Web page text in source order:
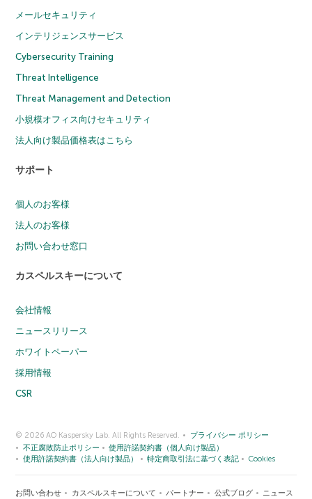
メールセキュリティ
インテリジェンスサービス
Cybersecurity Training
Threat Intelligence
Threat Management and Detection
小規模オフィス向けセキュリティ
法人向け製品価格表はこちら
サポート
個人のお客様
法人のお客様
お問い合わせ窓口
カスペルスキーについて
会社情報
ニュースリリース
ホワイトペーパー
採用情報
CSR
© 2026 AO Kaspersky Lab. All Rights Reserved.
プライバシー ポリシー
不正腐敗防止ポリシー
使用許諾契約書（個人向け製品）
使用許諾契約書（法人向け製品）
特定商取引法に基づく表記 Cookies
お問い合わせ カスペルスキーについて パートナー 公式ブログ ニュース